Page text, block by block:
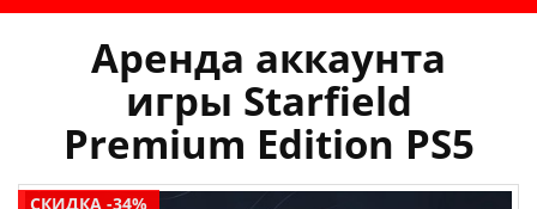
Аренда аккаунта
игры Starfield
Premium Edition PS5
СКИДКА -34%